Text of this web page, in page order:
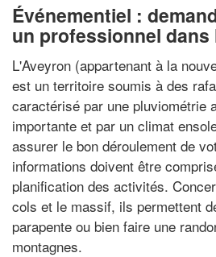
Événementiel :
un professionnel dans
L'Aveyron (appartenant à la
est un territoire soumis à des
caractérisé par une pluviométrie
importante et par un climat
assurer le bon déroulement de
informations doivent être
planification des activités.
cols et le massif, ils permettent
parapente ou bien faire une
montagnes.